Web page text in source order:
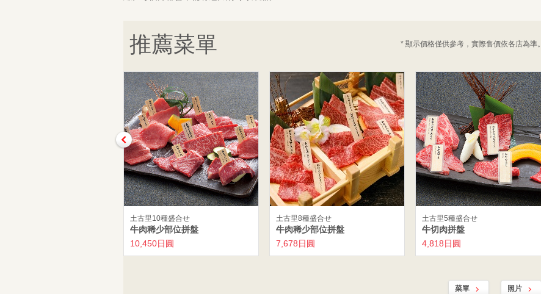
推薦菜單 * 顯示價格僅供參考，實際售價依各店為準。
土古里10種盛合せ
牛肉稀少部位拼盤
10,450日圓
土古里8種盛合せ
牛肉稀少部位拼盤
7,678日圓
土古里5種盛合せ
牛切肉拼盤
4,818日圓
菜單 照片